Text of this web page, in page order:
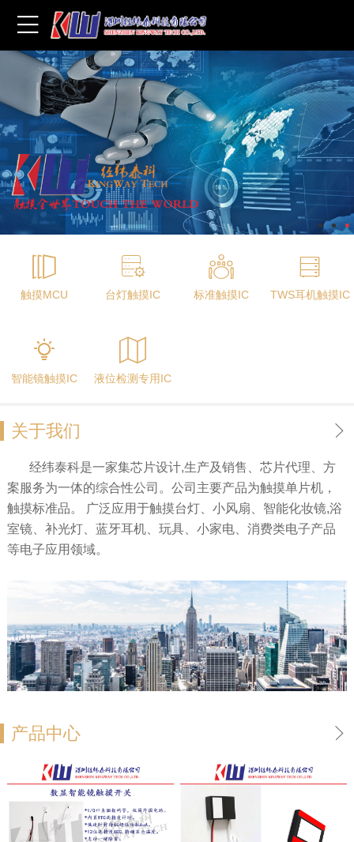
触摸MCU 台灯触摸IC 标准触摸IC TWS耳机触摸IC
智能镜触摸IC 液位检测专用IC
关于我们
经纬泰科是一家集芯片设计,生产及销售、芯片代理、方
案服务为一体的综合性公司。公司主要产品为触摸单片机，
触摸标准品。 广泛应用于触摸台灯、小风扇、智能化妆镜,浴
室镜、补光灯、蓝牙耳机、玩具、小家电、消费类电子产品
等电子应用领域。
产品中心